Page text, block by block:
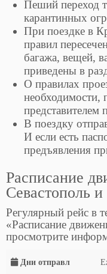
Пеший переход
карантинных
При поездке в
правил
багажа, вещей,
приведены в
О правилах
необходимости,
представителем
В поездку
И если есть
предъявления
Расписание
Севастополь и
Регулярный рейс в
«Расписание
просмотрите
Дни отправл